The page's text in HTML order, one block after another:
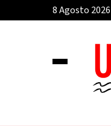
8 Agosto